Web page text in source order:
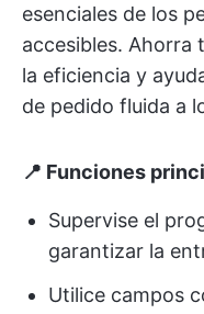
esenciales de los
accesibles. Ahorra
la eficiencia y
de pedido fluida a
📍 Funciones
Supervise el
garantizar la
Utilice campos